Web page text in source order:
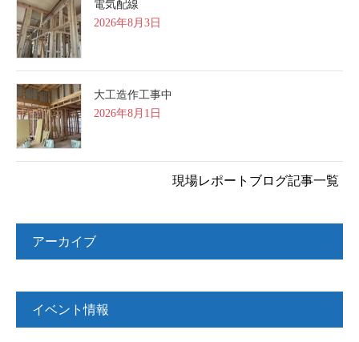
電気配線
2026年8月3日
大工造作工事中
2026年8月1日
現場レポートブログ記事一覧
アーカイブ
イベント情報